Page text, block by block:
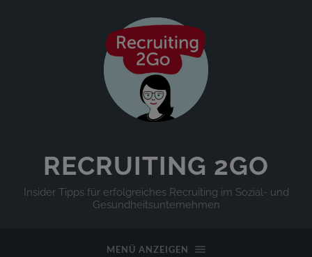
RECRUITING 2GO
Insider Tipps für erfolgreiches Recruiting im Sozial- und
Gesundheitsunternehmen
MENÜ ANZEIGEN